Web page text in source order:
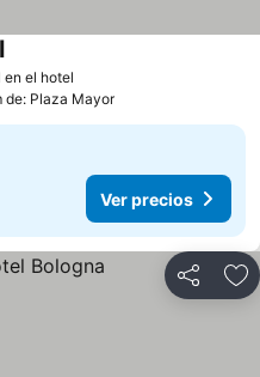
en el hotel
Ver precios
de: Plaza Mayor
Ver precios
Compartir